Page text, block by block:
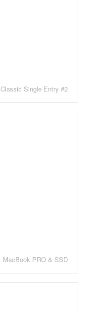
Classic Single Entry #2
MacBook PRO & SSD